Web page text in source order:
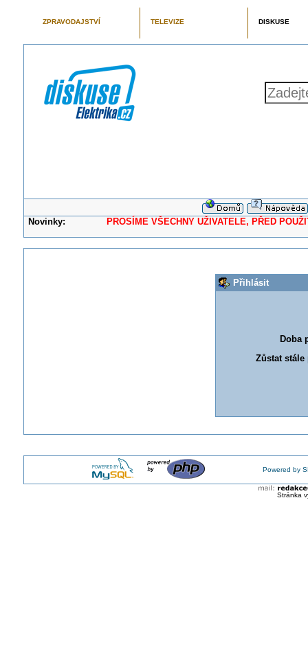
ZPRAVODAJSTVÍ TELEVIZE DISKUSE
Novinky: PROSÍME VŠECHNY UŽIVATELE, PŘED
Přihlásit
Doba
Zůstat
Powered by
Stránka